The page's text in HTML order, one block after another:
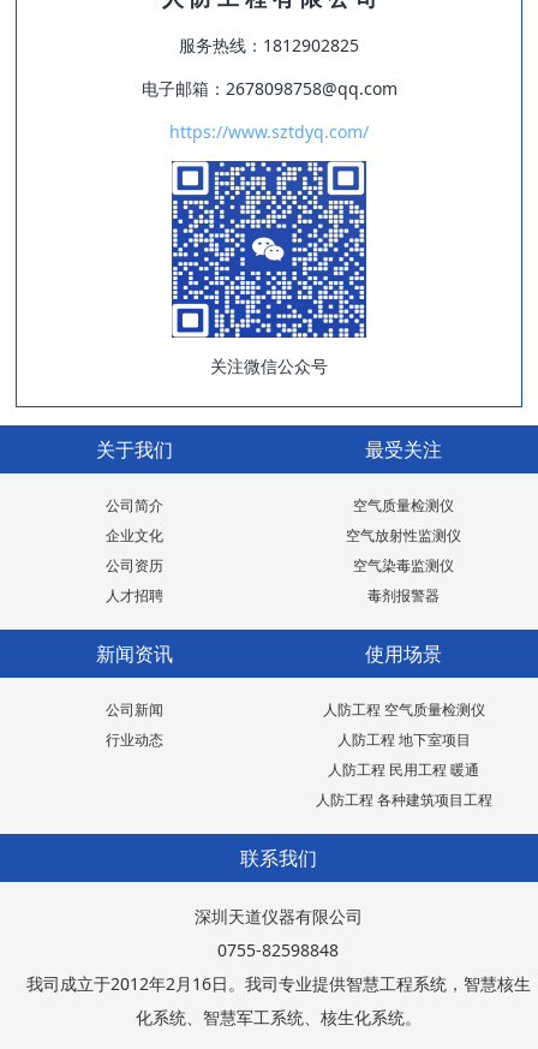
服务热线：1812902825
电子邮箱：2678098758@qq.com
https://www.sztdyq.com/
关注微信公众号
关于我们
公司简介
企业文化
公司资历
人才招聘
最受关注
空气质量检测仪
空气放射性监测仪
空气染毒监测仪
毒剂报警器
新闻资讯
公司新闻
行业动态
使用场景
人防工程 空气质量检测仪
人防工程 地下室项目
人防工程 民用工程 暖通
人防工程 各种建筑项目工程
联系我们
深圳天道仪器有限公司
0755-82598848
我司成立于2012年2月16日。我司专业提供智慧工程系统，智慧核生
化系统、智慧军工系统、核生化系统。